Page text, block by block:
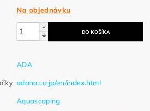
Na objednávku
ADA
adana.co.jp/en/index.html
Aquascaping